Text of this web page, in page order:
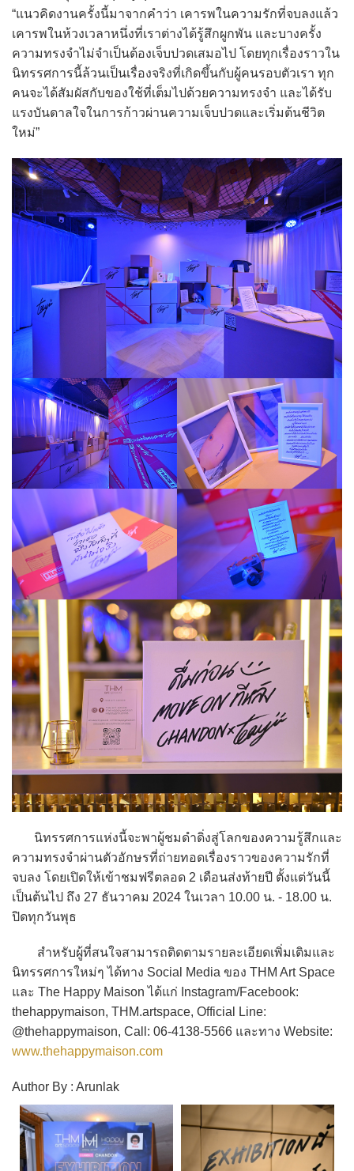
“แนวคิดงานครั้งนี้มาจากคำว่า เคารพในความรักที่จบลงแล้ว
เคารพในห้วงเวลาหนึ่งที่เราต่างได้รู้สึกผูกพัน และบางครั้ง
ความทรงจำไม่จำเป็นต้องเจ็บปวดเสมอไป โดยทุกเรื่องราวใน
นิทรรศการนี้ล้วนเป็นเรื่องจริงที่เกิดขึ้นกับผู้คนรอบตัวเรา ทุก
คนจะได้สัมผัสกับของใช้ที่เต็มไปด้วยความทรงจำ และได้รับ
แรงบันดาลใจในการก้าวผ่านความเจ็บปวดและเริ่มต้นชีวิต
ใหม่”
นิทรรศการแห่งนี้จะพาผู้ชมดำดิ่งสู่โลกของความรู้สึกและ
ความทรงจำผ่านตัวอักษรที่ถ่ายทอดเรื่องราวของความรักที่
จบลง โดยเปิดให้เข้าชมฟรีตลอด 2 เดือนส่งท้ายปี ตั้งแต่วันนี้
เป็นต้นไป ถึง 27 ธันวาคม 2024 ในเวลา 10.00 น. - 18.00 น.
ปิดทุกวันพุธ
สำหรับผู้ที่สนใจสามารถติดตามรายละเอียดเพิ่มเติมและ
นิทรรศการใหม่ๆ ได้ทาง Social Media ของ THM Art Space
และ The Happy Maison ได้แก่ Instagram/Facebook:
thehappymaison, THM.artspace, Official Line:
@thehappymaison, Call: 06-4138-5566 และทาง Website:
www.thehappymaison.com
Author By : Arunlak